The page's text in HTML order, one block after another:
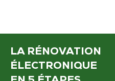
LA RÉNOVATION
ÉLECTRONIQUE